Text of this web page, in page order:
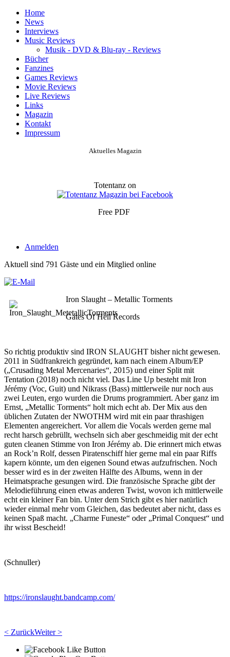
Home
News
Interviews
Music Reviews
Musik - DVD & Blu-ray - Reviews
Bücher
Fanzines
Games Reviews
Movie Reviews
Live Reviews
Links
Magazin
Kontakt
Impressum
Aktuelles Magazin
Totentanz on
Free PDF
Anmelden
Aktuell sind 791 Gäste und ein Mitglied online
Iron Slaught – Metallic Torments
Gates Of Hell Records
So richtig produktiv sind IRON SLAUGHT bisher nicht gewesen.
2011 in Südfrankreich gegründet, kam nach einem Album/EP
(„Crusading Metal Mercenaries“, 2015) und einer Split mit
Tentation (2018) noch nicht viel. Das Line Up besteht mit Iron
Jérémy (Voc, Guit) und Nikrass (Bass) mittlerweile nur noch aus
zwei Leuten, ergo wurden die Drums programmiert. Aber ganz im
Ernst, „Metallic Torments“ holt mich echt ab. Der Mix aus den
üblichen Zutaten der NWOTHM wird mit ein paar thrashigen
Elementen angereichert. Vor allem die Vocals werden gerne mal
recht harsch gebrüllt, wechseln sich aber geschmeidig mit der echt
guten cleanen Stimme von Iron Jérémy ab. Die erinnert mich etwas
an Rock’n Rolf, dessen Piratenschiff hier gerne mal ein paar Riffs
kapern könnte, um den eigenen Sound etwas aufzufrischen. Noch
besser wird es in der zweiten Hälfte des Albums, wenn in der
Heimatsprache gesungen wird. Die französische Sprache gibt der
Melodieführung einen etwas anderen Twist, wovon ich mittlerweile
echt ein kleiner Fan bin. Unter dem Strich gibt es hier natürlich
wieder einmal mehr vom Gleichen, das bedeutet aber nicht, dass es
keinen Spaß macht. „Charme Funeste“ oder „Primal Conquest“ und
ihr wisst Bescheid!
(Schnuller)
https://ironslaught.bandcamp.com/
< ZurückWeiter >